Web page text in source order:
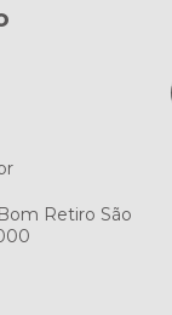
Retiro São